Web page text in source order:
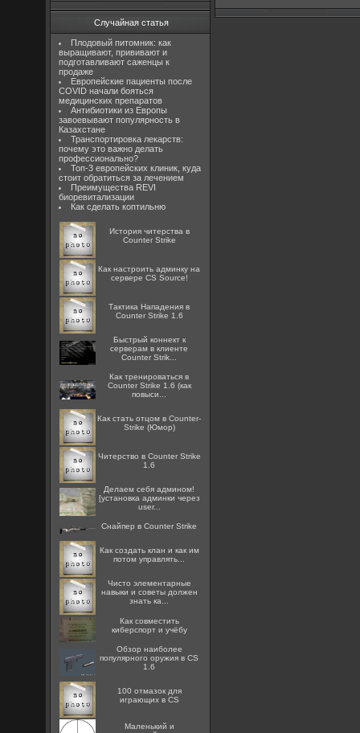
Случайная статья
Плодовый питомник: как
выращивают, прививают и
подготавливают саженцы к
продаже
Европейские пациенты после
COVID начали бояться
медицинских препаратов
Антибиотики из Европы
завоевывают популярность в
Казахстане
Транспортировка лекарств:
почему это важно делать
профессионально?
Топ-3 европейских клиник, куда
стоит обратиться за лечением
Преимущества REVI
биоревитализации
Как сделать коптильню
История читерства в
Counter Strike
Как настроить админку на
сервере CS Source!
Тактика Нападения в
Counter Strike 1.6
Быстрый коннект к
серверам в клиенте
Counter Strik...
Как тренироваться в
Counter Strike 1.6 (как
повыси...
Как стать отцом в Counter-
Strike (Юмор)
Читерство в Counter Strike
1.6
Делаем себя админом!
[установка админки через
user...
Снайпер в Counter Strike
Как создать клан и как им
потом управлять...
Чисто элементарные
навыки и советы должен
знать ка...
Как совместить
киберспорт и учёбу
Обзор наиболее
популярного оружия в CS
1.6
100 отмазок для
играющих в CS
Маленький и